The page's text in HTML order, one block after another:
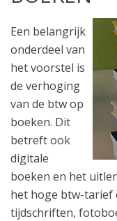
Een belangrijk
onderdeel van
het voorstel is
de verhoging
van de btw op
boeken. Dit
betreft ook
digitale
boeken en het
het hoge btw-tarief
tijdschriften,